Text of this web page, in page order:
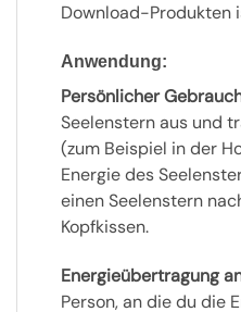
Download-Produkten
Anwendung:
Persönlicher
Seelenstern aus und
(zum Beispiel in der
Energie des
einen Seelenstern
Kopfkissen.
Energieübertragung
Person, an die du die